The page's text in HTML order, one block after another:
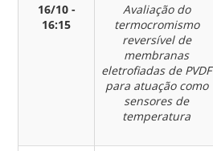
16/10 -
16:15
Avaliação do
termocromismo
reversível de
membranas
eletrofiadas de PVDF
para atuação como
sensores de
temperatura